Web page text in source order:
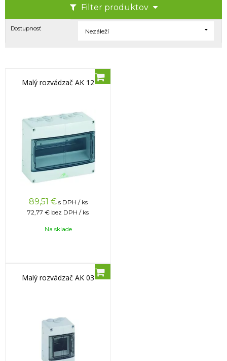
Filter produktov
Dostupnosť Nezáleží
Malý rozvádzač AK 12
89,51 € s DPH / ks
72,77 € bez DPH / ks
Na sklade
Malý rozvádzač AK 03